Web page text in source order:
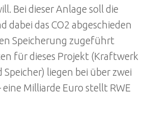
Bei dieser Anlage soll die
dabei das CO2 abgeschieden
Speicherung zugeführt
für dieses Projekt (Kraftwerk
liegen bei über zwei
Milliarde Euro stellt RWE